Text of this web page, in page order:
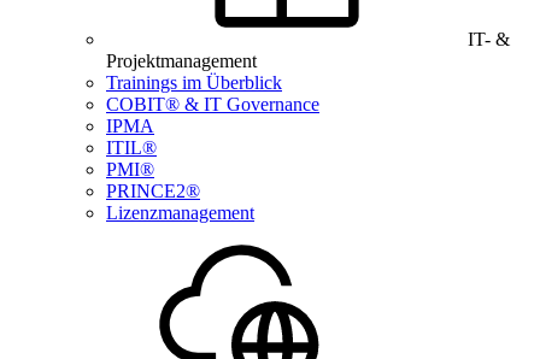
IT- &
Projektmanagement
Trainings im Überblick
COBIT® & IT Governance
IPMA
ITIL®
PMI®
PRINCE2®
Lizenzmanagement